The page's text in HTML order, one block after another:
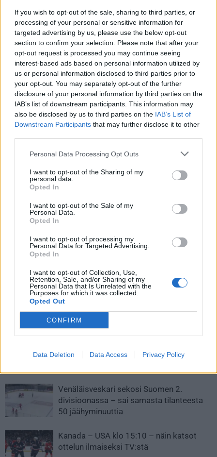
If you wish to opt-out of the sale, sharing to third parties, or
processing of your personal or sensitive information for
targeted advertising by us, please use the below opt-out
section to confirm your selection. Please note that after your
opt-out request is processed you may continue seeing
interest-based ads based on personal information utilized by
us or personal information disclosed to third parties prior to
your opt-out. You may separately opt-out of the further
disclosure of your personal information by third parties on the
IAB’s list of downstream participants. This information may
also be disclosed by us to third parties on the IAB’s List of
Downstream Participants that may further disclose it to other
Personal Data Processing Opt Outs
I want to opt-out of the Sharing of my
personal data.
Opted In
I want to opt-out of the Sale of my
Personal Data.
Opted In
I want to opt-out of processing my
Personal Data for Targeted Advertising.
Opted In
I want to opt-out of Collection, Use,
Retention, Sale, and/or Sharing of my
Personal Data that Is Unrelated with the
Purposes for which it was collected.
Opted Out
CONFIRM
Data Deletion Data Access Privacy Policy
Edellinen artikkeli
sankari hattutempullaan –
Suomi mitalipeleihin!
Seuraava artikkeli
herkkupalassa Ruotsin – tässä
kentälliset matsiin!
LIITTYVÄT ARTIKKELIT
Aleksander Barkov tekee paluun
Venäläisveskari sekosi Suomen 2.
divisioonassa – sai samasta tilanteesta
50 jäähyminuuttia
Kanada – USA klo 15:10 – näin katsot
ottelun ilmaiseksi TV:stä